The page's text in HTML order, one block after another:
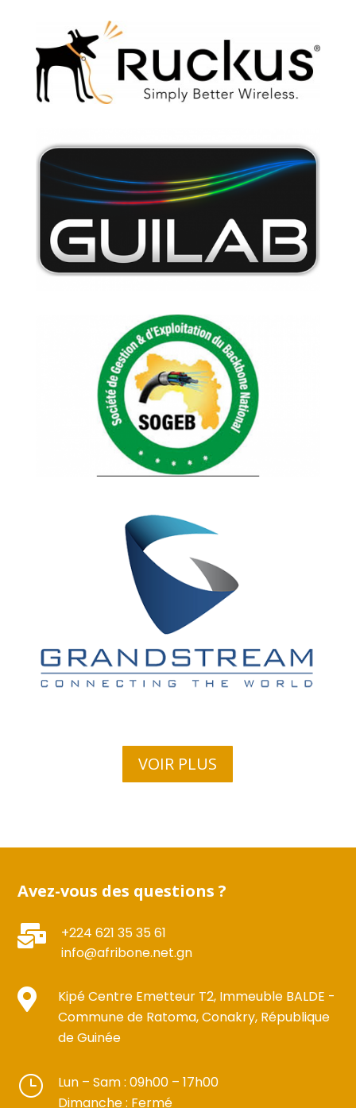
VOIR PLUS
Avez-vous des questions ?

+224 621 35 35 61
info@afribone.net.gn

Kipé Centre Emetteur T2, Immeuble BALDE -
Commune de Ratoma, Conakry, République
de Guinée
}
Lun – Sam : 09h00 – 17h00 ​​
Dimanche : Fermé